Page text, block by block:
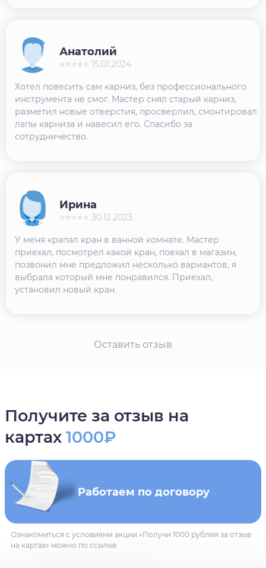
Хотел повесить сам карниз, без профессионального
инструмента не смог. Мастер снял старый карниз,
разметил новые отверстия, просверлил, смонтировал
лапы карниза и навесил его. Спасибо за
сотрудничество.
Анатолий
⭐⭐⭐⭐⭐ 15.01.2024
У меня крапал кран в ванной комнате. Мастер
приехал, посмотрел какой кран, поехал в магазин,
позвонил мне предложил несколько вариантов, я
выбрала который мне понравился. Приехал,
установил новый кран.
Ирина
⭐⭐⭐⭐⭐ 30.12.2023
Оставить отзыв
Получите за отзыв на
картах 1000₽
Работаем по договору
Ознакомиться с условиями акции «Получи 1000 рублей за отзыв
на картах» можно по ссылке